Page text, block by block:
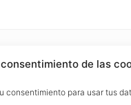
de las
consentimiento para usar tus